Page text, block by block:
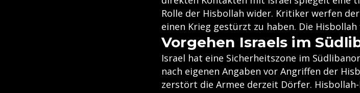
Rolle der Hisbollah wider. Kritiker werfen
einen Krieg gestürzt zu haben. Die
Vorgehen Israels im
Israel hat eine Sicherheitszone im
nach eigenen Angaben vor Angriffen der
zerstört die Armee derzeit Dörfer.